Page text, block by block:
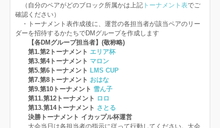
（自分のペアがどのブロック所属かは上記 トーナメント表でご
確認ください）
・トーナメント表作成後に、運営の各担当者が該当ペアのリー
ダーを招待するかたちでDMグループを作成します
【各DMグループ担当者】(敬称略)
第1.第2トーナメント エリア杯
第3.第4トーナメント マロン
第5.第6トーナメント LMS CUP
第7.第8トーナメント おはな
第9.第10トーナメント 雪ん子
第11.第12トーナメント ロロ
第13.第14トーナメント さとる
決勝トーナメント イカップル杯運営
大会当日は各担当者の指示に従って行動してください。大会